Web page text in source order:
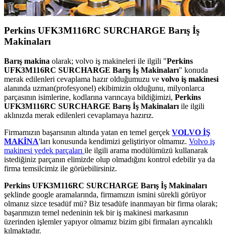
Perkins UFK3M116RC SURCHARGE Barış İş
Makinaları
Barış makina olarak; volvo iş makineleri ile ilgili "Perkins
UFK3M116RC SURCHARGE Barış İş Makinaları" konuda
merak edilenleri cevaplama hazır olduğumuzu ve volvo iş makinesi
alanında uzman(profesyonel) ekibimizin olduğunu, milyonlarca
parçasının isimlerine, kodlarına varıncaya bildiğimizi, Perkins
UFK3M116RC SURCHARGE Barış İş Makinaları ile ilgili
aklınızda merak edilenleri cevaplamaya hazırız.
Firmamızın başarısının altında yatan en temel gerçek VOLVO İŞ
MAKİNA'ları konusunda kendimizi geliştiriyor olmamız. Volvo iş
makinesi yedek parçaları ile ilgili arama modülümüzü kullanarak
istediğiniz parçanın elimizde olup olmadığını kontrol edebilir ya da
firma temsilcimiz ile görüebilirsiniz.
Perkins UFK3M116RC SURCHARGE Barış İş Makinaları
şeklinde google aramalarında, firmamızın ismini sürekli görüyor
olmanız sizce tesadüf mü? Biz tesadüfe inanmayan bir firma olarak;
başarımızın temel nedeninin tek bir iş makinesi markasının
üzerinden işlemler yapıyor olmamız bizim gibi firmaları ayrıcalıklı
kılmaktadır.